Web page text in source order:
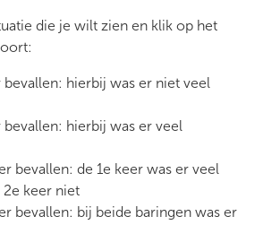
die je wilt zien en klik op het
bevallen: hierbij was er niet veel
bevallen: hierbij was er veel
bevallen: de 1e keer was er veel
2e keer niet
bevallen: bij beide baringen was er